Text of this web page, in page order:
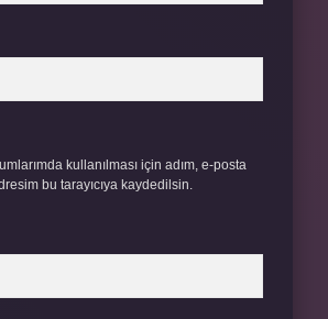
kullanılması için adım, e-posta
bu tarayıcıya kaydedilsin.